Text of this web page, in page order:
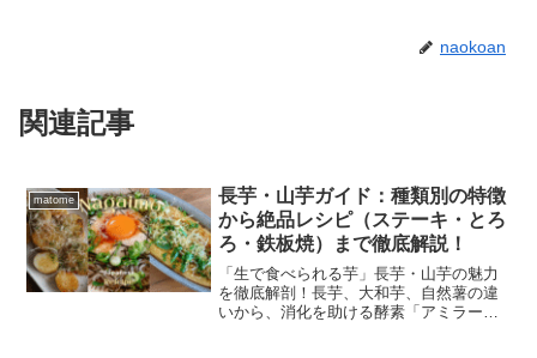
naokoan
関連記事
matome
長芋・山芋ガイド：種類別の特徴
から絶品レシピ（ステーキ・とろ
ろ・鉄板焼）まで徹底解説！
「生で食べられる芋」長芋・山芋の魅力
を徹底解剖！長芋、大和芋、自然薯の違
いから、消化を助ける酵素「アミラー